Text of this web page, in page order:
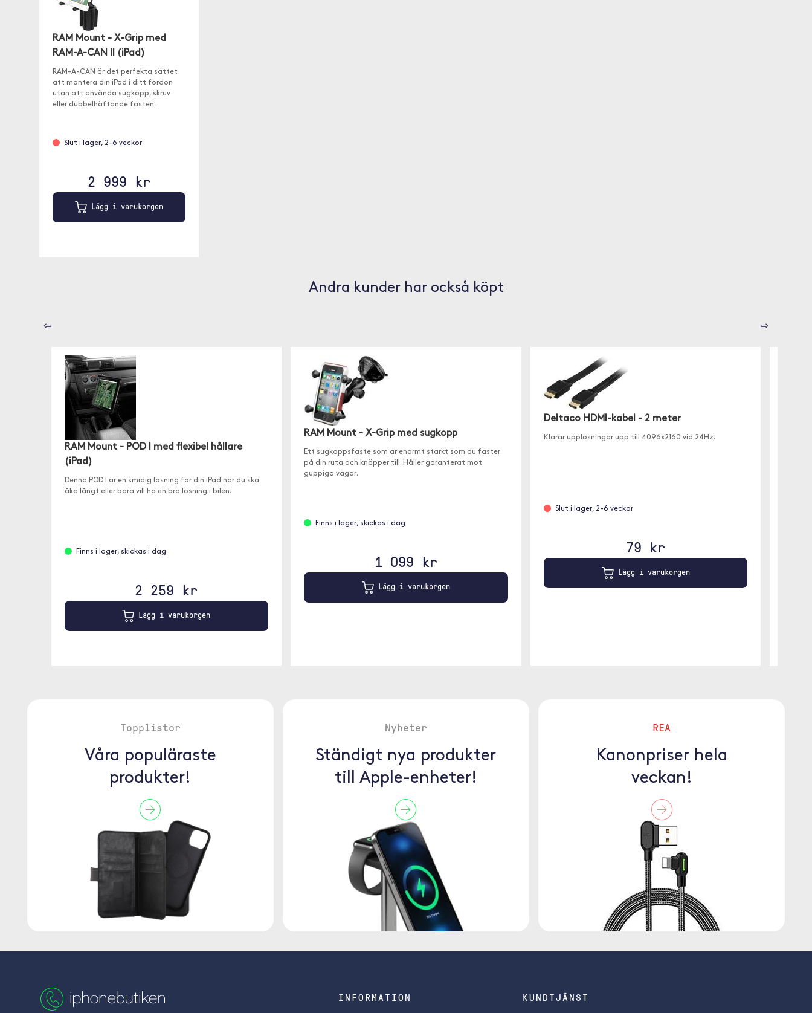
RAM Mount - X-Grip med
RAM-A-CAN II (iPad)
RAM-A-CAN är det perfekta sättet
att montera din iPad i ditt fordon
utan att använda sugkopp, skruv
eller dubbelhäftande fästen.
Slut i lager, 2-6 veckor
2 999 kr
Lägg i varukorgen
Andra kunder har också köpt
⇦ ⇨
RAM Mount - POD I med flexibel hållare
(iPad)
Denna POD I är en smidig lösning för din iPad när du ska
åka långt eller bara vill ha en bra lösning i bilen.
Finns i lager, skickas i dag
2 259 kr
Lägg i varukorgen
RAM Mount - X-Grip med sugkopp
Ett sugkoppsfäste som är enormt starkt som du fäster
på din ruta och knäpper till. Håller garanterat mot
guppiga vägar.
Finns i lager, skickas i dag
1 099 kr
Lägg i varukorgen
Deltaco HDMI-kabel - 2 meter
Klarar upplösningar upp till 4096x2160 vid 24Hz.
Slut i lager, 2-6 veckor
79 kr
Lägg i varukorgen
Topplistor
Våra populäraste
produkter!
Nyheter
Ständigt nya produkter
till Apple-enheter!
REA
Kanonpriser hela
veckan!
INFORMATION KUNDTJÄNST